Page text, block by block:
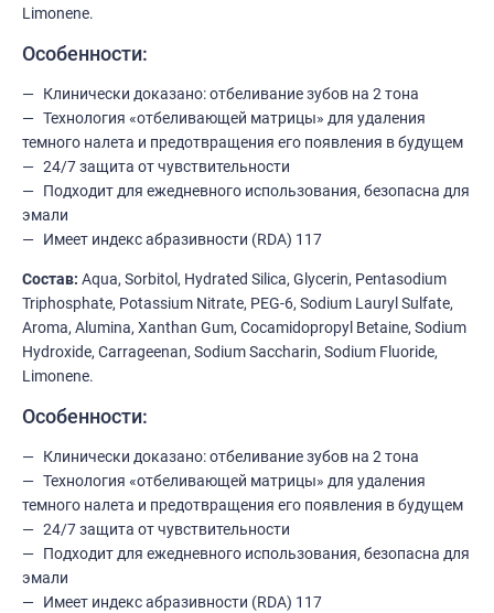
Limonene.
Особенности:
Клинически доказано: отбеливание зубов на 2 тона
Технология «отбеливающей матрицы» для удаления
темного налета и предотвращения его появления в будущем
24/7 защита от чувствительности
Подходит для ежедневного использования, безопасна для
эмали
Имеет индекс абразивности (RDA) 117
Состав: Aqua, Sorbitol, Hydrated Silica, Glycerin, Pentasodium
Triphosphate, Potassium Nitrate, PEG-6, Sodium Lauryl Sulfate,
Aroma, Alumina, Xanthan Gum, Cocamidopropyl Betaine, Sodium
Hydroxide, Carrageenan, Sodium Saccharin, Sodium Fluoride,
Limonene.
Особенности:
Клинически доказано: отбеливание зубов на 2 тона
Технология «отбеливающей матрицы» для удаления
темного налета и предотвращения его появления в будущем
24/7 защита от чувствительности
Подходит для ежедневного использования, безопасна для
эмали
Имеет индекс абразивности (RDA) 117